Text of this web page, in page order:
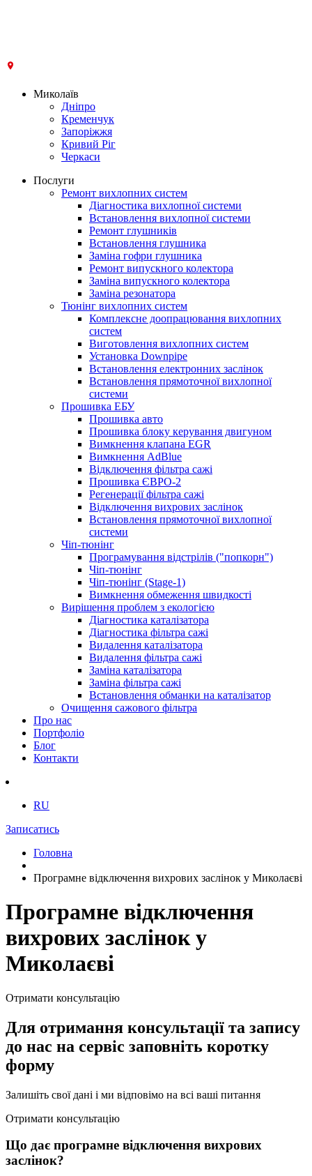
Миколаїв
Дніпро
Кременчук
Запоріжжя
Кривий Ріг
Черкаси
Послуги
Ремонт вихлопних систем
Діагностика вихлопної системи
Встановлення вихлопної системи
Ремонт глушників
Встановлення глушника
Заміна гофри глушника
Ремонт випускного колектора
Заміна випускного колектора
Заміна резонатора
Тюнінг вихлопних систем
Комплексне доопрацювання вихлопних
систем
Виготовлення вихлопних систем
Установка Downpipe
Встановлення електронних заслінок
Встановлення прямоточної вихлопної
системи
Прошивка ЕБУ
Прошивка авто
Прошивка блоку керування двигуном
Вимкнення клапана EGR
Вимкнення AdBlue
Відключення фільтра сажі
Прошивка ЄВРО-2
Регенерації фільтра сажі
Відключення вихрових заслінок
Встановлення прямоточної вихлопної
системи
Чіп-тюнінг
Програмування відстрілів ("попкорн")
Чіп-тюнінг
Чіп-тюнінг (Stage-1)
Вимкнення обмеження швидкості
Вирішення проблем з екологією
Діагностика каталізатора
Діагностика фільтра сажі
Видалення каталізатора
Видалення фільтра сажі
Заміна каталізатора
Заміна фільтра сажі
Встановлення обманки на каталізатор
Очищення сажового фільтра
Про нас
Портфоліо
Блог
Контакти
RU
Записатись
Головна
Програмне відключення вихрових заслінок у Миколаєві
Програмне відключення
вихрових заслінок у
Миколаєві
Отримати консультацію
Для отримання консультації та запису
до нас на сервіс заповніть коротку
форму
Залишіть свої дані і ми відповімо на всі ваші питання
Отримати консультацію
Що дає програмне відключення вихрових
заслінок?